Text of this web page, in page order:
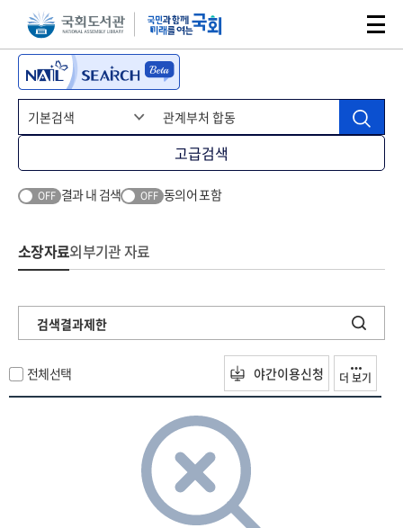
본문 바로가기주메뉴 바로가기
고급검색
OFF 결과 내 검색 OFF 동의어 포함
소장자료외부기관 자료
검색결과제한
전체선택 야간이용신청 더 보기